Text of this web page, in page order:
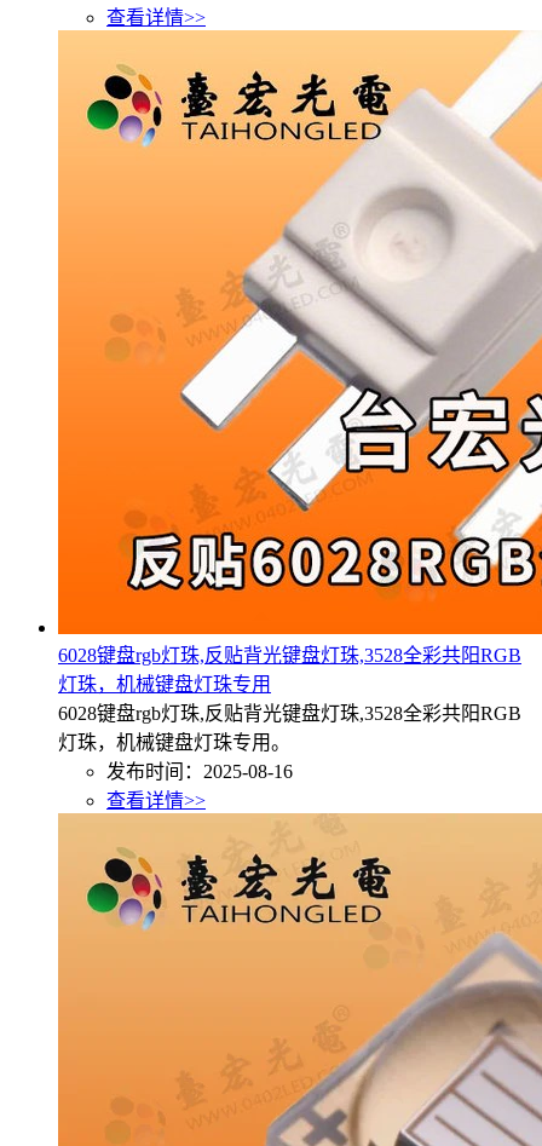
查看详情>>
6028键盘rgb灯珠,反贴背光键盘灯珠,3528全彩共阳RGB
灯珠，机械键盘灯珠专用
6028键盘rgb灯珠,反贴背光键盘灯珠,3528全彩共阳RGB
灯珠，机械键盘灯珠专用。
发布时间：2025-08-16
查看详情>>